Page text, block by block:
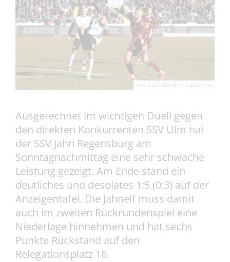
© Gatzka / SSV Jahn / Kamerafoto
Ausgerechnet im wichtigen Duell gegen
den direkten Konkurrenten SSV Ulm hat
der SSV Jahn Regensburg am
Sonntagnachmittag eine sehr schwache
Leistung gezeigt. Am Ende stand ein
deutliches und desolates 1:5 (0:3) auf der
Anzeigentafel. Die Jahnelf muss damit
auch im zweiten Rückrundenspiel eine
Niederlage hinnehmen und hat sechs
Punkte Rückstand auf den
Relegationsplatz 16.